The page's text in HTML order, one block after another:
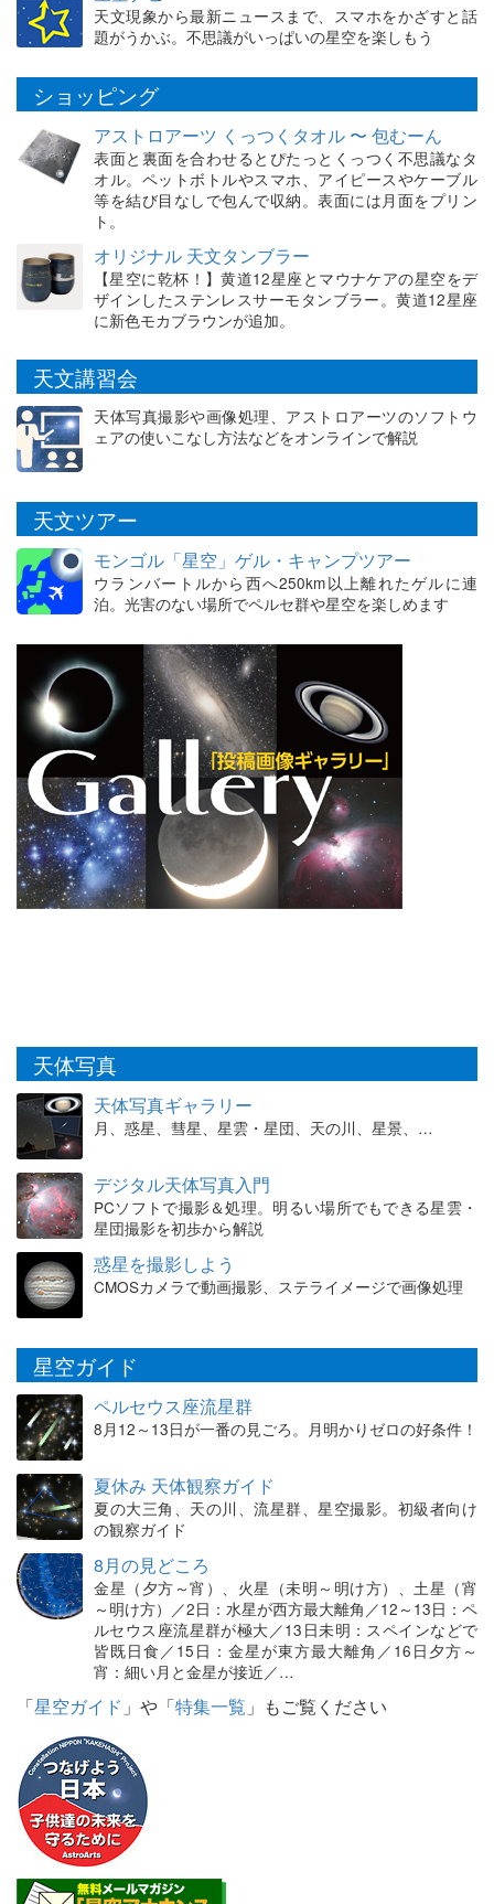
天文現象から最新ニュースまで、スマホをかざすと話
題がうかぶ。不思議がいっぱいの星空を楽しもう
ショッピング
アストロアーツ くっつくタオル 〜 包むーん
表面と裏面を合わせるとぴたっとくっつく不思議なタ
オル。ペットボトルやスマホ、アイピースやケーブル
等を結び目なしで包んで収納。表面には月面をプリン
ト。
オリジナル 天文タンブラー
【星空に乾杯！】黄道12星座とマウナケアの星空をデ
ザインしたステンレスサーモタンブラー。黄道12星座
に新色モカブラウンが追加。
天文講習会
天体写真撮影や画像処理、アストロアーツのソフトウ
ェアの使いこなし方法などをオンラインで解説
天文ツアー
モンゴル「星空」ゲル・キャンプツアー
ウランバートルから西へ250km以上離れたゲルに連
泊。光害のない場所でペルセ群や星空を楽しめます
天体写真
天体写真ギャラリー
月、惑星、彗星、星雲・星団、天の川、星景、…
デジタル天体写真入門
PCソフトで撮影＆処理。明るい場所でもできる星雲・
星団撮影を初歩から解説
惑星を撮影しよう
CMOSカメラで動画撮影、ステライメージで画像処理
星空ガイド
ペルセウス座流星群
8月12～13日が一番の見ごろ。月明かりゼロの好条件！
夏休み 天体観察ガイド
夏の大三角、天の川、流星群、星空撮影。初級者向け
の観察ガイド
8月の見どころ
金星（夕方～宵）、火星（未明～明け方）、土星（宵
～明け方）／2日：水星が西方最大離角／12～13日：ペ
ルセウス座流星群が極大／13日未明：スペインなどで
皆既日食／15日：金星が東方最大離角／16日夕方～
宵：細い月と金星が接近／…
「星空ガイド 」や「特集一覧 」もご覧ください